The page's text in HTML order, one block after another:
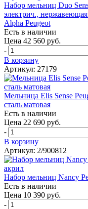
Набор мельниц Duo
электрич., нержавеющая
Alpha Peugeot
Есть в наличии
Цена 42 560 руб.
-
В корзину
Артикул: 27179
Мельница Elis Sense
сталь матовая
Есть в наличии
Цена 22 690 руб.
-
В корзину
Артикул: 2/900812
Набор мельниц Nancy
Есть в наличии
Цена 10 390 руб.
-